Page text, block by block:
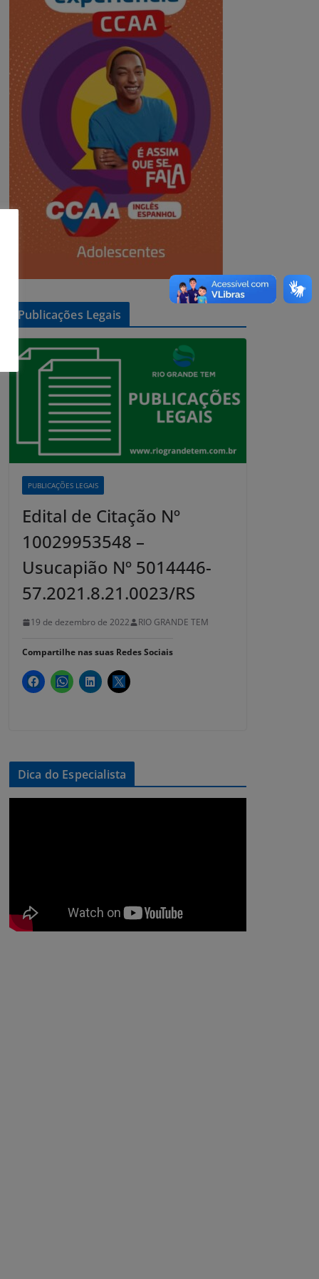
Publicações Legais
PUBLICAÇÕES LEGAIS
Edital de Citação Nº
10029953548 –
Usucapião Nº 5014446-
57.2021.8.21.0023/RS
19 de dezembro de 2022 RIO GRANDE TEM
Compartilhe nas suas Redes Sociais
Dica do Especialista